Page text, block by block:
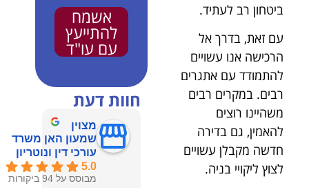
ביטחון רב לעתיד.
עם זאת, בדרך אל
הרכישה אנו עשויים
להתמודד עם אתגרים
רבים. במקרים רבים
משהיינו רוצים
להאמין, גם בדירה
חדשה מקבלן עשויים
לצוץ ליקויי בניה.
אשמח
להתייעץ
עם עו"ד
חוות דעת
מצוין
שמעון האן משרד
עורכי דין ונוטריון
5.0
מבוסס על 94 ביקורות